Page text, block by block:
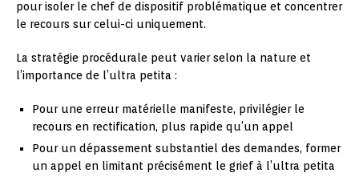
pour isoler le chef de dispositif problématique et concentrer
le recours sur celui-ci uniquement.
La stratégie procédurale peut varier selon la nature et
l’importance de l’ultra petita :
Pour une erreur matérielle manifeste, privilégier le
recours en rectification, plus rapide qu’un appel
Pour un dépassement substantiel des demandes, former
un appel en limitant précisément le grief à l’ultra petita